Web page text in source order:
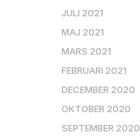
JULI 2021
MAJ 2021
MARS 2021
FEBRUARI 2021
DECEMBER 2020
OKTOBER 2020
SEPTEMBER 2020